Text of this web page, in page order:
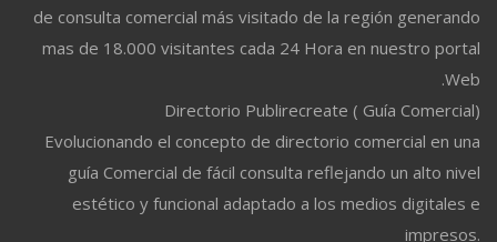
de consulta comercial más visitado de la región generando
mas de 18.000 visitantes cada 24 Hora en nuestro portal
Web.
Directorio Publirecreate ( Guía Comercial)
Evolucionando el concepto de directorio comercial en una
guía Comercial de fácil consulta reflejando un alto nivel
estético y funcional adaptado a los medios digitales e
impresos.